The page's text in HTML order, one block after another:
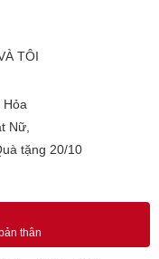
TÔI
Hỏa
Nữ
tặng 20/10
thân